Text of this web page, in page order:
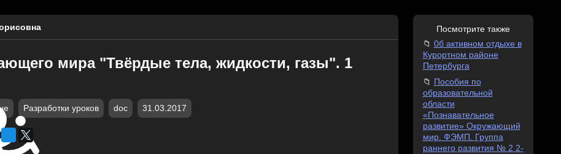
мира "Твёрдые тела, жидкости, газы". 1
Разработки уроков doc 31.03.2017
Посмотрите также
0б активном отдыхе в
Курортном районе
Петербурга
Пособия по
образовательной
области
«Познавательное
развитие» Окружающий
мир. ФЭМП. Группа
раннего развития № 2 2-